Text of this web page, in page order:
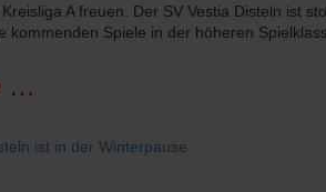
A freuen. Der SV Vestia Disteln ist
kommenden Spiele in der höheren
…
ist in der Winterpause